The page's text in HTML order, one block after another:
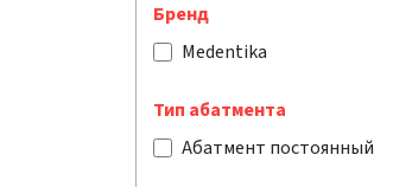
Бренд
Medentika
Тип абатмента
Абатмент постоянный